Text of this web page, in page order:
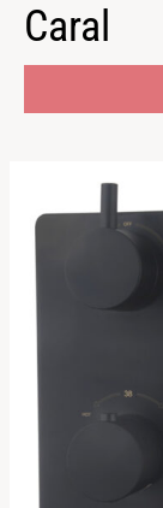
Caral